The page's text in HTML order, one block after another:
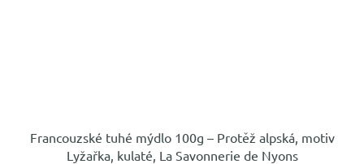
Francouzské tuhé mýdlo 100g – Protěž alpská, motiv
Lyžařka, kulaté, La Savonnerie de Nyons